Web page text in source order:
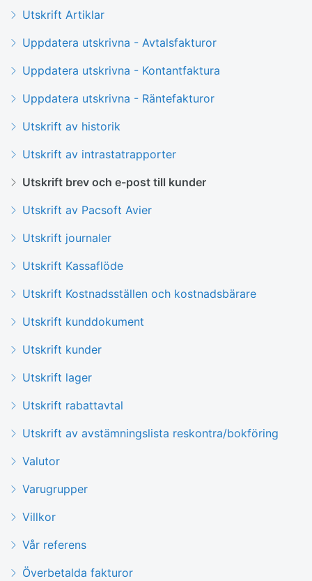
Utskrift Artiklar
Uppdatera utskrivna - Avtalsfakturor
Uppdatera utskrivna - Kontantfaktura
Uppdatera utskrivna - Räntefakturor
Utskrift av historik
Utskrift av intrastatrapporter
Utskrift brev och e-post till kunder
Utskrift av Pacsoft Avier
Utskrift journaler
Utskrift Kassaflöde
Utskrift Kostnadsställen och kostnadsbärare
Utskrift kunddokument
Utskrift kunder
Utskrift lager
Utskrift rabattavtal
Utskrift av avstämningslista reskontra/bokföring
Valutor
Varugrupper
Villkor
Vår referens
Överbetalda fakturor